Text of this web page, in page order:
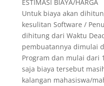
ESTIMASI BIAYA/HARGA
Untuk biaya akan
kesulitan Software /
dihitung dari Waktu
pembuatannya dimulai
Program dan mulai dari
saja biaya tersebut
kalangan mahasiswa/